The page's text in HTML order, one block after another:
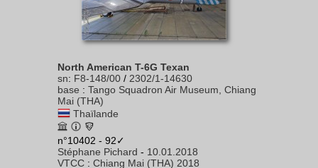
North American T-6G Texan
sn: F8-148/00 / 2302/1-14630
base : Tango Squadron Air Museum, Chiang
Mai (THA)
Thaïlande
n°10402 - 92✓
Stéphane Pichard - 10.01.2018
VTCC : Chiang Mai (THA) 2018